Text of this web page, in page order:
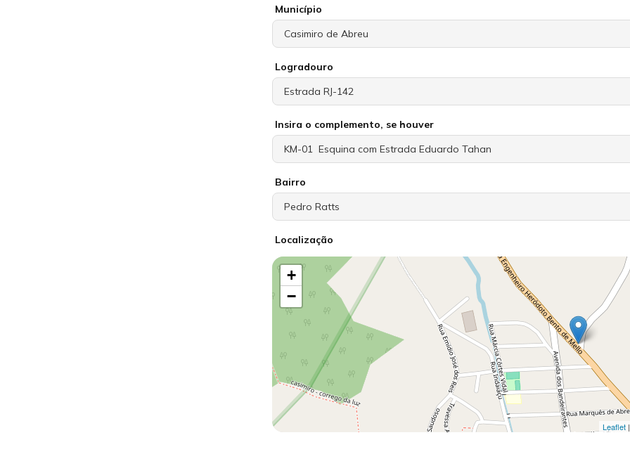
Município
Logradouro
Insira o complemento, se houver
Bairro
Localização
+
−
Leaflet